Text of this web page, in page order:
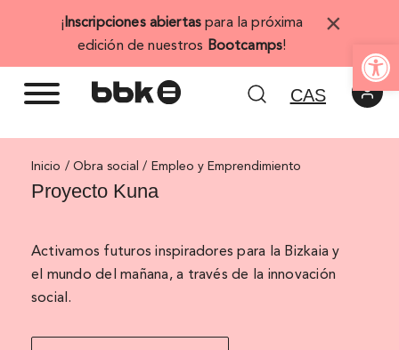
Abrir
¡ Inscripciones abiertas para la próxima
edición de nuestros Bootcamps!
×
CAS
Inicio Empleo y Emprendimiento
Proyecto Kuna
Activamos futuros inspiradores para la Bizkaia y
el mundo del mañana, a través de la innovación
social.